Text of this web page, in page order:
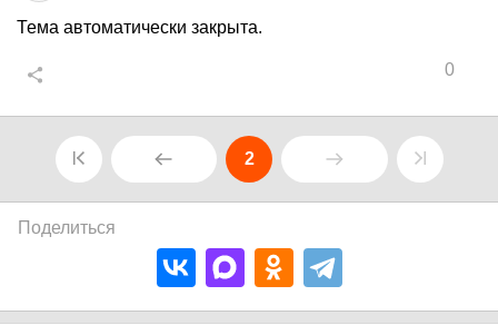
Тема автоматически закрыта.
0
2
Поделиться